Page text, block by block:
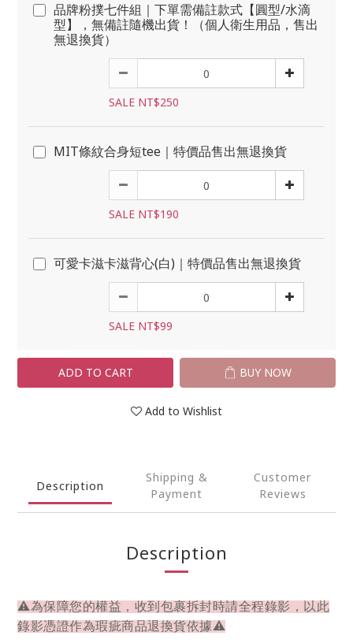
品牌粉撲七件組｜下單需備註款式【圓型/水滴
型】，無備註隨機出貨！（個人衛生用品，售出
無退換貨）
SALE NT$250
MIT條紋合身短tee｜特價品售出無退換貨
SALE NT$190
可愛卡滋卡滋背心(白)｜特價品售出無退換貨
SALE NT$99
ADD TO CART BUY NOW
Add to Wishlist
Description
Shipping &
Payment
Customer
Reviews
Description
⚠為保障您的權益，收到包裹拆封時請全程錄影，以此
錄影憑證作為瑕疵商品退換貨依據⚠